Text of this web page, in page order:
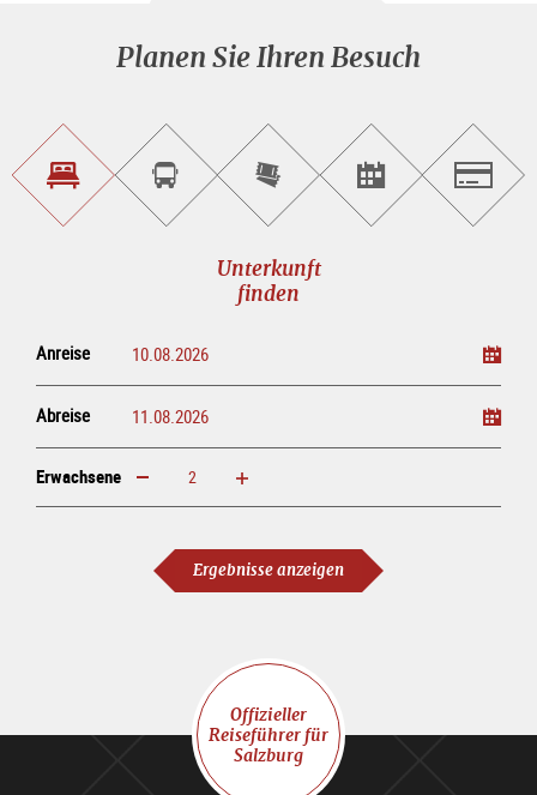
Planen Sie Ihren Besuch
Unterkunft<br>findenSightseeing<br>Tour
buchen
Tickets
online<br>kaufen
Events<br>finden
Unterkunft
finden
Anreise
Abreise
Erwachsene erhöhen verringern
Ergebnisse anzeigen
Offizieller
Reiseführer für
Salzburg